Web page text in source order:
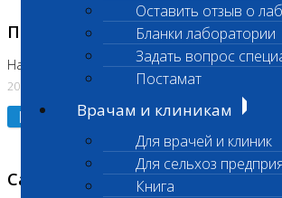
Оставить отзыв о
Бланки лаборатории
Задать вопрос
Постамат
Врачам и клиникам
Для врачей и клиник
Для сельхоз
Книга
Приостановлено выполнение
На Нагорной
20.07.2026
Подробнее
Санитарный день